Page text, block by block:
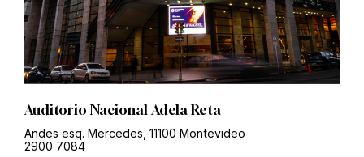
Auditorio Nacional Adela Reta
Andes esq. Mercedes, 11100 Montevideo
2900 7084